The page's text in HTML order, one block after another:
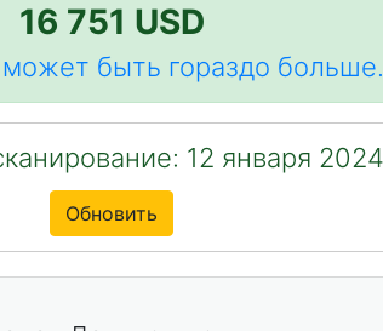
16 751 USD
быть гораздо
12 января 2024
Обновить